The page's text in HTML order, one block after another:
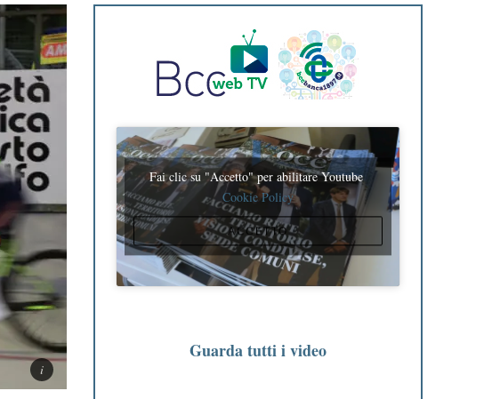
Fai clic su "Accetto" per abilitare Youtube
Cookie Policy
ACCETTO
Guarda tutti i video